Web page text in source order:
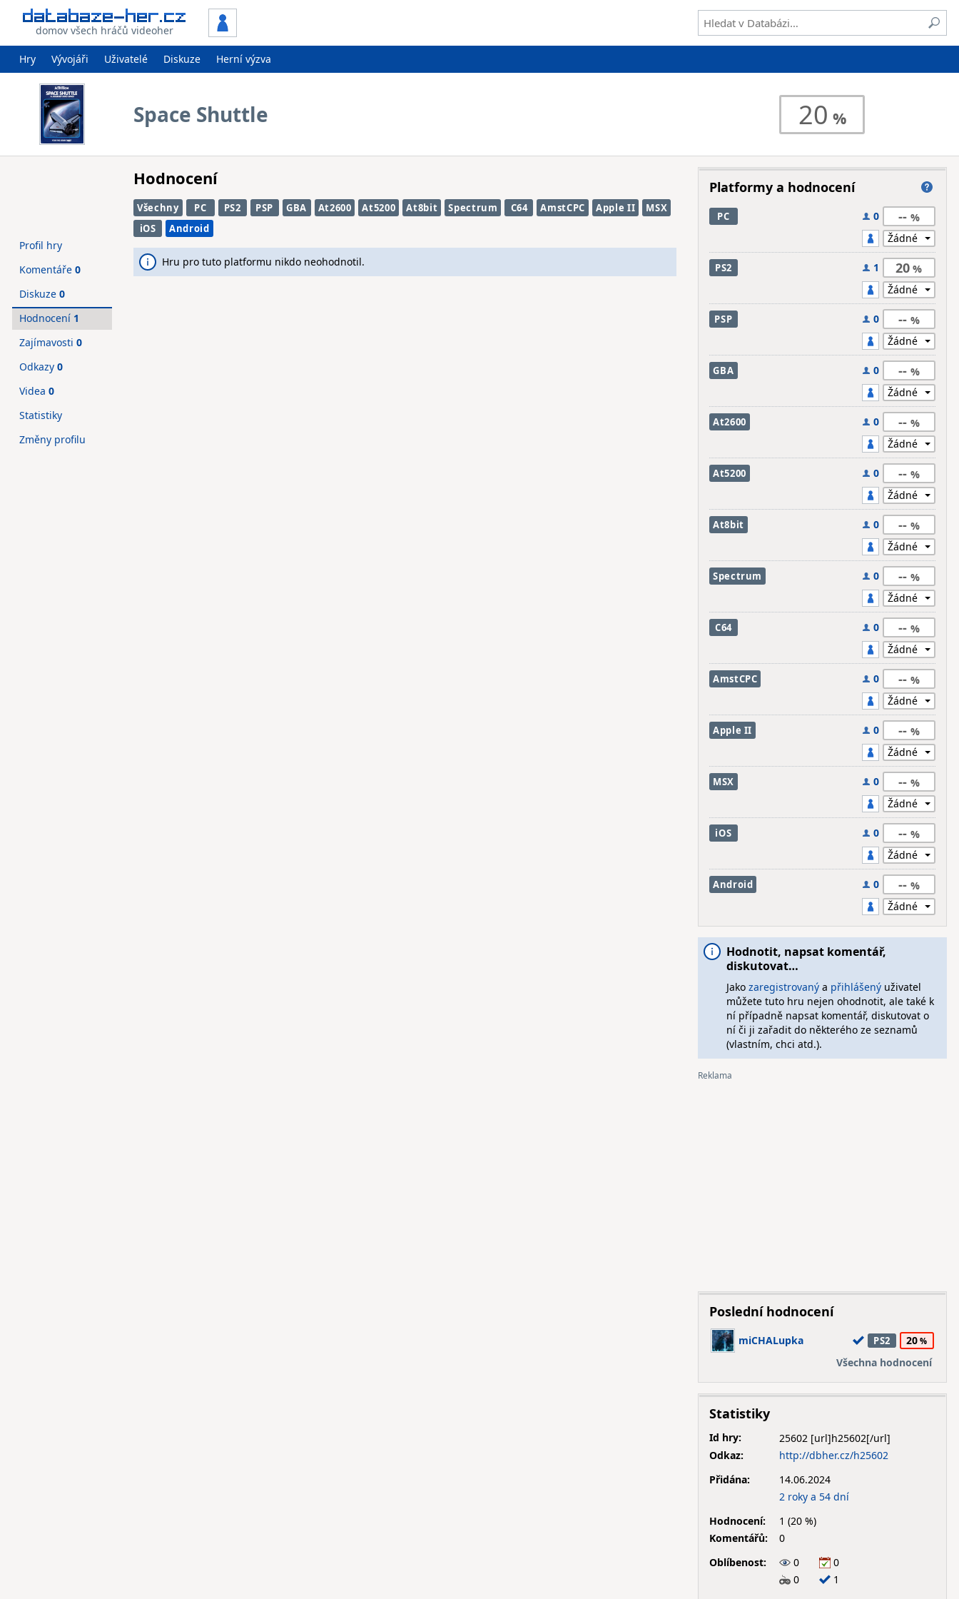
domov všech hráčů videoher
Hry Vývojáři Uživatelé Diskuze Herní výzva
Space Shuttle 20
Hodnocení
Všechny PC PS2 PSP GBA At2600 At5200 At8bit Spectrum C64 AmstCPC Apple II
MSX
iOS
Android
Hru pro tuto platformu nikdo neohodnotil.
Profil hry
Komentáře 0
Diskuze 0
Hodnocení 1
Zajímavosti 0
Odkazy 0
Videa 0
Statistiky
Změny profilu
Platformy a hodnocení
PC 0 --
PS2 1 20
PSP 0 --
GBA 0 --
At2600 0 --
At5200 0 --
At8bit 0 --
Spectrum 0 --
C64 0 --
AmstCPC 0 --
Apple II 0 --
MSX 0 --
iOS 0 --
Android 0 --
Hodnotit, napsat komentář,
diskutovat…
Jako zaregistrovanýa přihlášenýuživatel
můžete tuto hru nejen ohodnotit, ale také k
ní případně napsat komentář, diskutovat o
ní či ji zařadit do některého ze seznamů
(vlastním, chci atd.).
Poslední hodnocení
miCHALupka PS2
20
Všechna hodnocení
Statistiky
Id hry:
25602
Odkaz:
http://dbher.cz/h25602
Přidána:
14.06.2024
2 roky a 54 dní
Hodnocení:
1 (20 %)
Komentářů:
0
Oblíbenost:
0
0
0
1